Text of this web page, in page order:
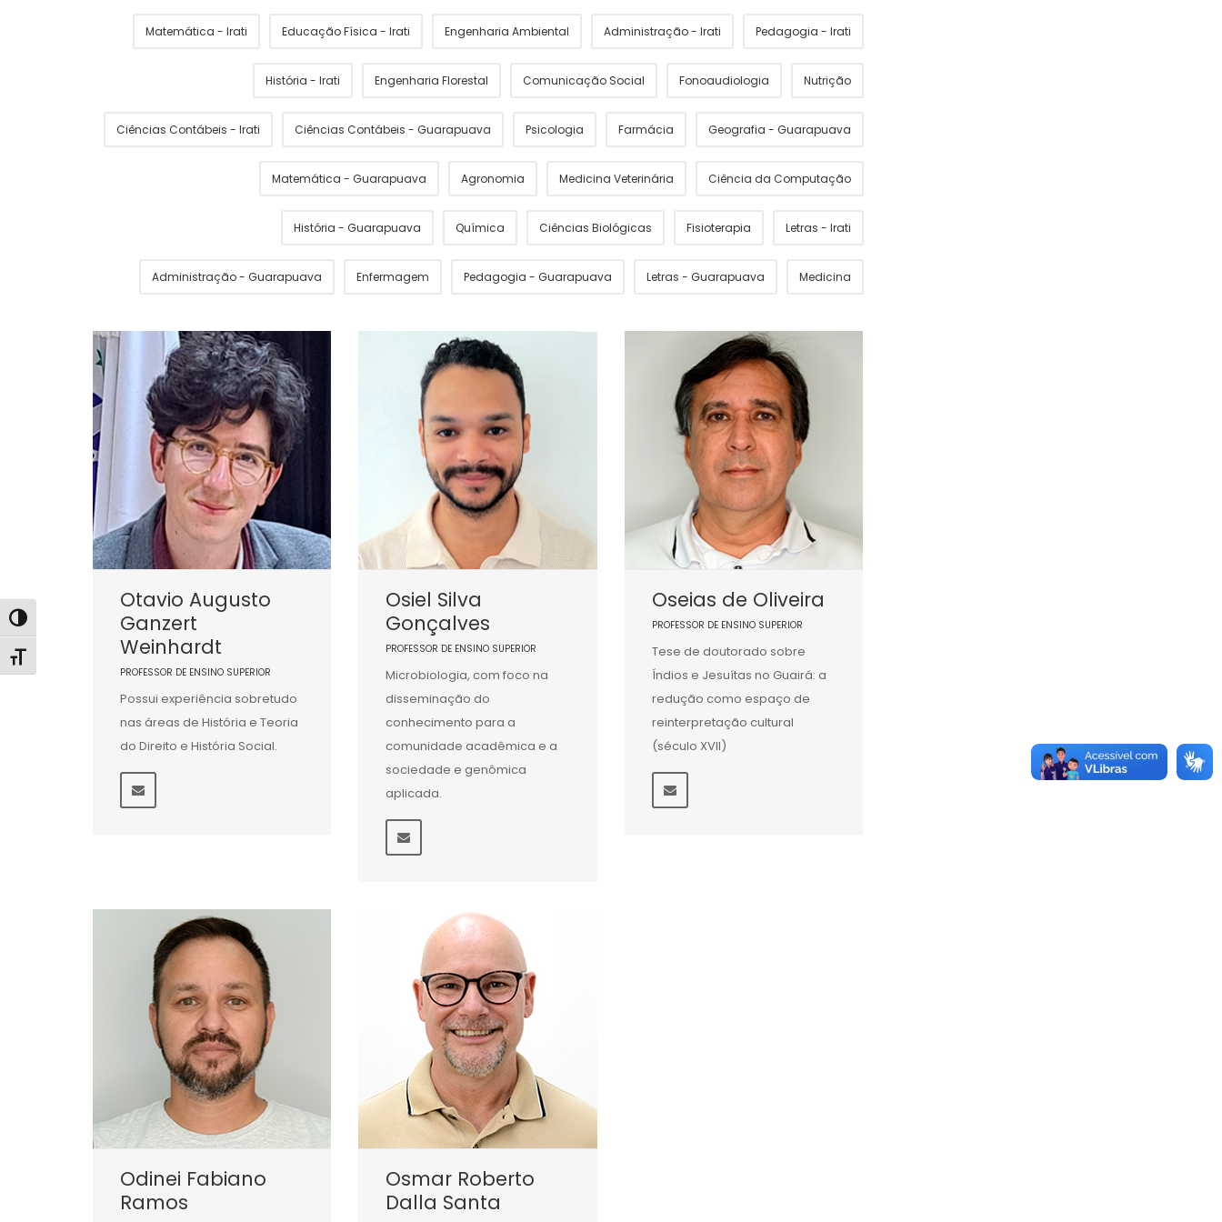
Alternar alto contraste
Alternar tamanho da fonte
Matemática - Irati Educação Física - Irati Engenharia Ambiental Administração - Irati Pedagogia - Irati
História - Irati Engenharia Florestal Comunicação Social Fonoaudiologia Nutrição
Ciências Contábeis - Irati Ciências Contábeis - Guarapuava Psicologia Farmácia Geografia - Guarapuava
Matemática - Guarapuava Agronomia Medicina Veterinária Ciência da Computação
História - Guarapuava Química Ciências Biológicas Fisioterapia Letras - Irati
Administração - Guarapuava Enfermagem Pedagogia - Guarapuava Letras - Guarapuava Medicina
Otavio Augusto
Ganzert
Weinhardt
PROFESSOR DE ENSINO SUPERIOR
Possui experiência sobretudo
nas áreas de História e Teoria
do Direito e História Social.
Osiel Silva
Gonçalves
PROFESSOR DE ENSINO SUPERIOR
Microbiologia, com foco na
disseminação do
conhecimento para a
comunidade acadêmica e a
sociedade e genômica
aplicada.
Oseias de Oliveira
PROFESSOR DE ENSINO SUPERIOR
Tese de doutorado sobre
Índios e Jesuítas no Guairá: a
redução como espaço de
reinterpretação cultural
(século XVII)
Odinei Fabiano
Ramos
Osmar Roberto
Dalla Santa